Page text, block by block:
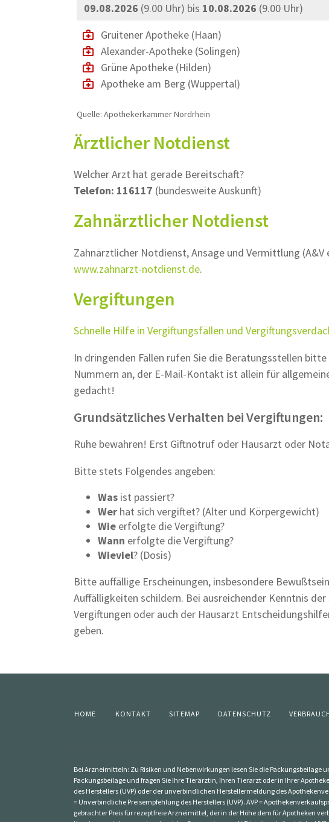
09.08.2026 (9.00 Uhr) bis 10.08.2026 (9.00 Uhr)
Gruitener Apotheke (Haan)
Alexander-Apotheke (Solingen)
Grüne Apotheke (Hilden)
Apotheke am Berg (Wuppertal)
Quelle: Apothekerkammer Nordrhein
Ärztlicher Notdienst
Welcher Arzt hat gerade Bereitschaft?
Telefon: 116117 (bundesweite Auskunft)
Zahnärztlicher Notdienst
Zahnärztlicher Notdienst, Ansage und Vermittlung (A&V
www.zahnarzt-notdienst.de.
Vergiftungen
Schnelle Hilfe in Vergiftungsfällen und
In dringenden Fällen rufen Sie die Beratungsstellen
Nummern an, der E-Mail-Kontakt ist allein für
gedacht!
Grundsätzliches Verhalten bei Vergiftungen:
Ruhe bewahren! Erst Giftnotruf oder Hausarzt oder
Bitte stets Folgendes angeben:
Was ist passiert?
Wer hat sich vergiftet? (Alter und Körpergewicht)
Wie erfolgte die Vergiftung?
Wann erfolgte die Vergiftung?
Wieviel? (Dosis)
Bitte auffällige Erscheinungen, insbesondere
Auffälligkeiten schildern. Bei ausreichender Kenntnis
Vergiftungen oder auch der Hausarzt
geben.
HOME KONTAKT SITEMAP DATENSCHUTZ
Bei Arzneimitteln: Zu Risiken und Nebenwirkungen lesen Sie die
Packungsbeilage und fragen Sie Ihre Tierärztin, Ihren Tierarzt oder in Ihrer
des Herstellers (UVP) oder der unverbindlichen Herstellermeldung des
= Unverbindliche Preisempfehlung des Herstellers (UVP). AVP =
gebrachter Preis für rezeptfreie Arzneimittel, der in der Höhe dem für Apotheken